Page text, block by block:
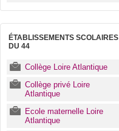
ÉTABLISSEMENTS SCOLAIRES
DU 44
Collège Loire Atlantique
Collège privé Loire
Atlantique
Ecole maternelle Loire
Atlantique